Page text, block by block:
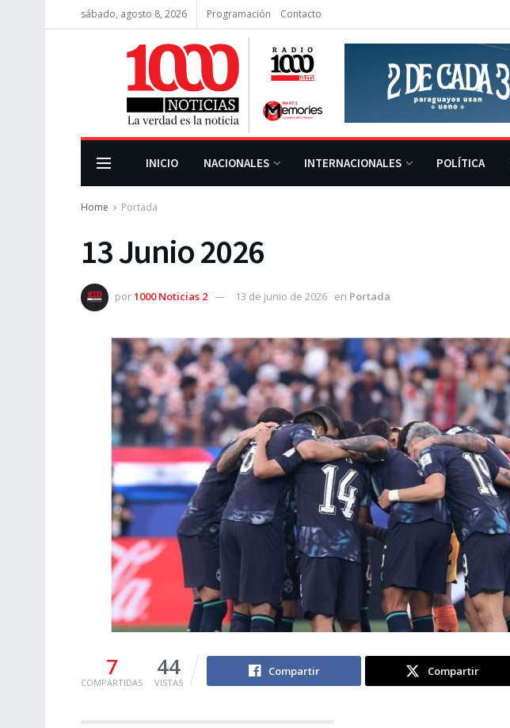
sábado, agosto 8, 2026 Programación Contacto
INICIO NACIONALES INTERNACIONALES POLÍTICA
Home Portada
13 Junio 2026
por1000 Noticias 2 13 de junio de 2026 en Portada
7
COMPARTIDAS
44
VISTAS
Compartir Compartir